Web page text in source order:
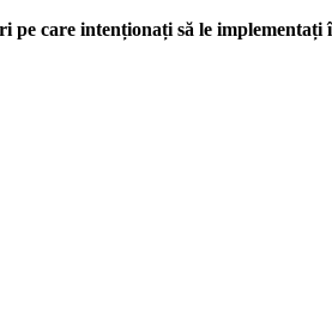
pe care intenționați să le